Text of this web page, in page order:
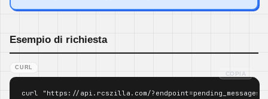
Esempio di richiesta
CURL
curl "https://api.rcszilla.com/
COPIA